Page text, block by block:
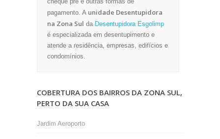
pagamento. A unidade Desentupidora
na Zona Sul da Desentupidora Esgolimp
é especializada em desentupimento e
atende a residência, empresas, edifícios e
condomínios.
COBERTURA DOS BAIRROS DA ZONA SUL,
PERTO DA SUA CASA
Jardim Aeroporto